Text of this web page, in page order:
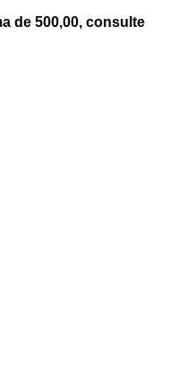
de 500,00, consulte